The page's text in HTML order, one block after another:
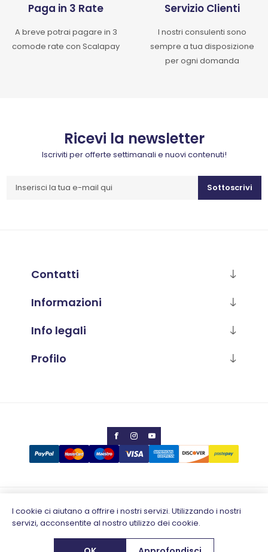
Paga in 3 Rate
A breve potrai pagare in 3
comode rate con Scalapay
Servizio Clienti
I nostri consulenti sono
sempre a tua disposizione
per ogni domanda
Ricevi la newsletter
Iscriviti per offerte settimanali e nuovi contenuti!
Sottoscrivi
Contatti
Informazioni
Info legali
Profilo
Copyright © 2026 Calabria Luana
Partita IVA 02796930648
Designed bye-direct.it
I cookie ci aiutano a offrire i nostri servizi. Utilizzando i nostri
servizi, acconsentite al nostro utilizzo dei cookie.